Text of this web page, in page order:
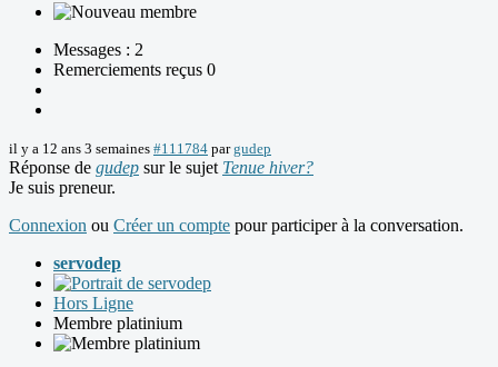
Messages : 2
Remerciements reçus 0
il y a 12 ans 3 semaines #111784 pargudep
Réponse de gudep sur le sujet Tenue hiver?
Je suis preneur.
Connexion ou Créer un compte pour participer à la conversation.
servodep
Hors Ligne
Membre platinium